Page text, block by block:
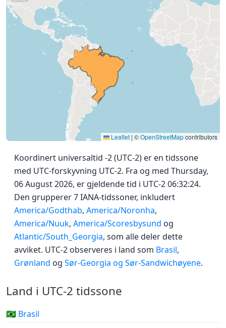
Leaflet | ©OpenStreetMapcontributors
Koordinert universaltid -2 (UTC-2) er en tidssone
med UTC-forskyvning UTC-2. Fra og med Thursday,
06 August 2026, er gjeldende tid i UTC-2 06:32:24.
Den grupperer 7 IANA-tidssoner, inkludert
America/Godthab, America/Noronha,
America/Nuuk, America/Scoresbysund og
Atlantic/South_Georgia, som alle deler dette
avviket. UTC-2 observeres i land som Brasil,
Grønland og Sør-Georgia og Sør-Sandwichøyene.
Land i UTC-2 tidssone
🇧🇷 Brasil